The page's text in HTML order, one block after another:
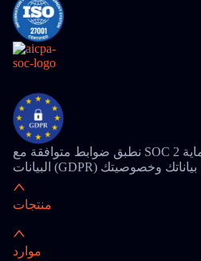
نطبق ضوابط متوافقة مع SOC 2 ونلتزم باللائحة العامة لحماية
منتجات
موارد